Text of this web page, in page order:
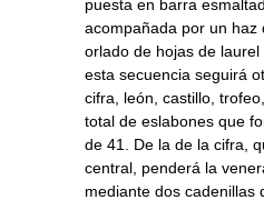
puesta en barra
acompañada por un
orlado de hojas de
esta secuencia seguirá
cifra, león, castillo,
total de eslabones que
de 41. De la de la cifra,
central, penderá la
mediante dos cadenillas